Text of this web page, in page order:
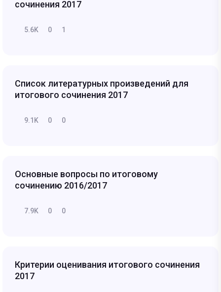
сочинения 2017
5.6K 0 1
Список литературных произведений для
итогового сочинения 2017
9.1K 0 0
Основные вопросы по итоговому
сочинению 2016/2017
7.9K 0 0
Критерии оценивания итогового сочинения
2017